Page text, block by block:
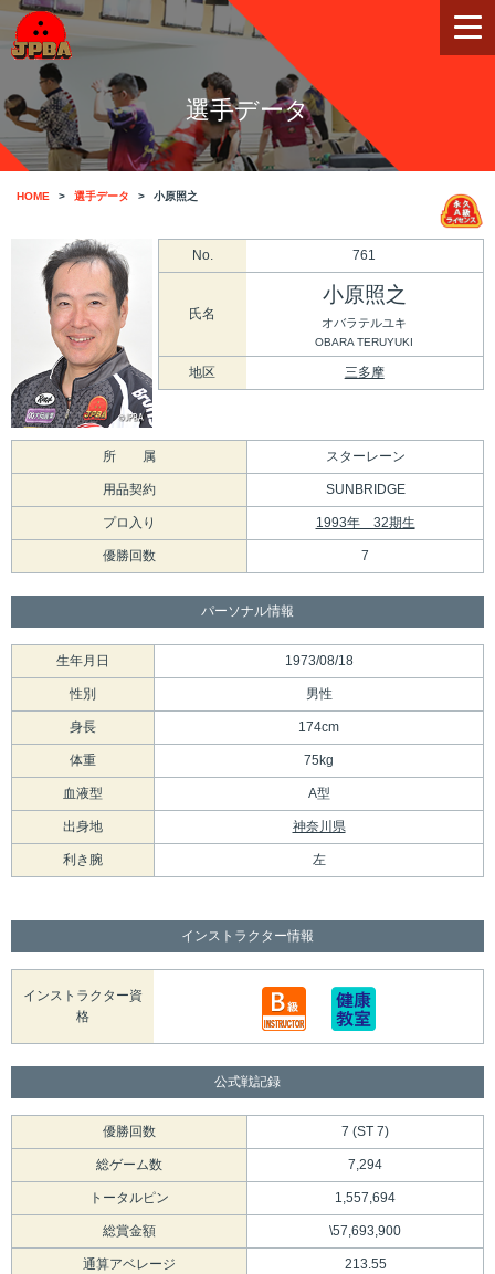
選手データ
HOME 選手データ 小原照之
No. 761
氏名
小原照之
オバラテルユキ
OBARA TERUYUKI
地区 三多摩
所 属 スターレーン
用品契約 SUNBRIDGE
プロ入り 1993年 32期生
優勝回数 7
パーソナル情報
生年月日 1973/08/18
性別 男性
身長 174cm
体重 75kg
血液型 A型
出身地 神奈川県
利き腕 左
インストラクター情報
インストラクター資
格
公式戦記録
優勝回数 7 (ST 7)
総ゲーム数 7,294
トータルピン 1,557,694
総賞金額 \57,693,900
通算アベレージ 213.55